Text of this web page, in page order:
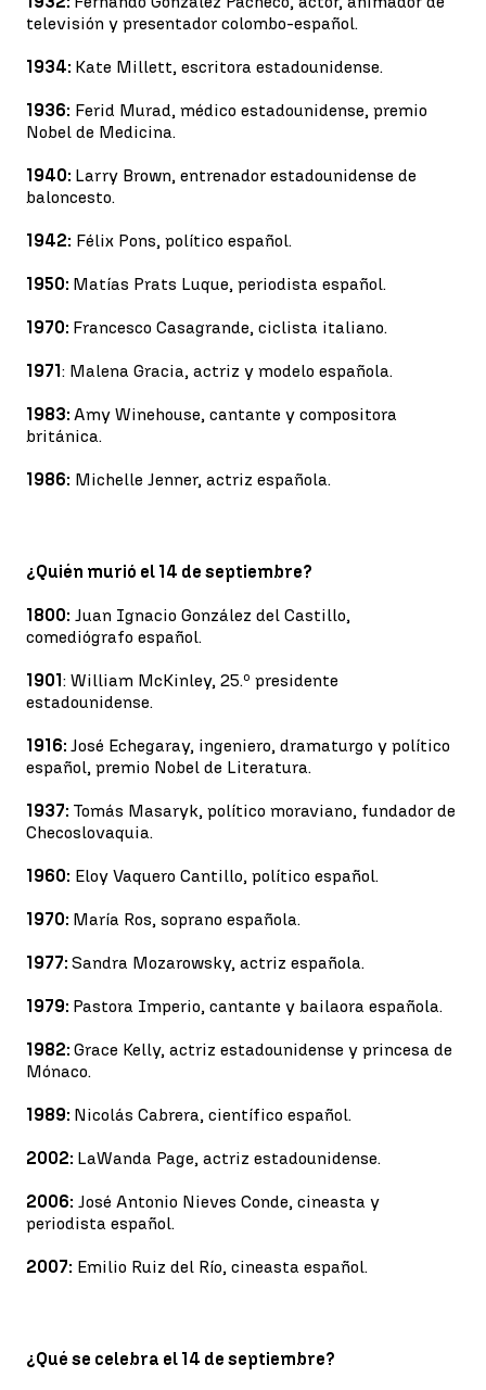
televisión y presentador colombo-español.
1934: Kate Millett, escritora estadounidense.
1936: Ferid Murad, médico estadounidense, premio
Nobel de Medicina.
1940: Larry Brown, entrenador estadounidense de
baloncesto.
1942: Félix Pons, político español.
1950: Matías Prats Luque, periodista español.
1970: Francesco Casagrande, ciclista italiano.
1971: Malena Gracia, actriz y modelo española.
1983: Amy Winehouse, cantante y compositora
británica.
1986: Michelle Jenner, actriz española.
¿Quién murió el 14 de septiembre?
1800: Juan Ignacio González del Castillo,
comediógrafo español.
1901: William McKinley, 25.º presidente
estadounidense.
1916: José Echegaray, ingeniero, dramaturgo y político
español, premio Nobel de Literatura.
1937: Tomás Masaryk, político moraviano, fundador de
Checoslovaquia.
1960: Eloy Vaquero Cantillo, político español.
1970: María Ros, soprano española.
1977: Sandra Mozarowsky, actriz española.
1979: Pastora Imperio, cantante y bailaora española.
1982: Grace Kelly, actriz estadounidense y princesa de
Mónaco.
1989: Nicolás Cabrera, científico español.
2002: LaWanda Page, actriz estadounidense.
2006: José Antonio Nieves Conde, cineasta y
periodista español.
2007: Emilio Ruiz del Río, cineasta español.
¿Qué se celebra el 14 de septiembre?